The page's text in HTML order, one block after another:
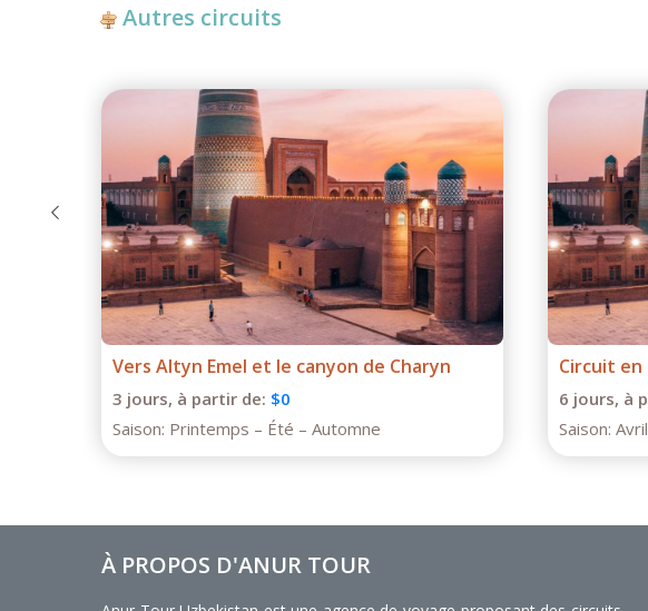
Autres circuits
Vers Altyn Emel et le canyon de Charyn
3 jours, à partir de: $0
Saison: Printemps – Été – Automne
Circuit en
6 jours, à
Saison:
À PROPOS D'ANUR TOUR